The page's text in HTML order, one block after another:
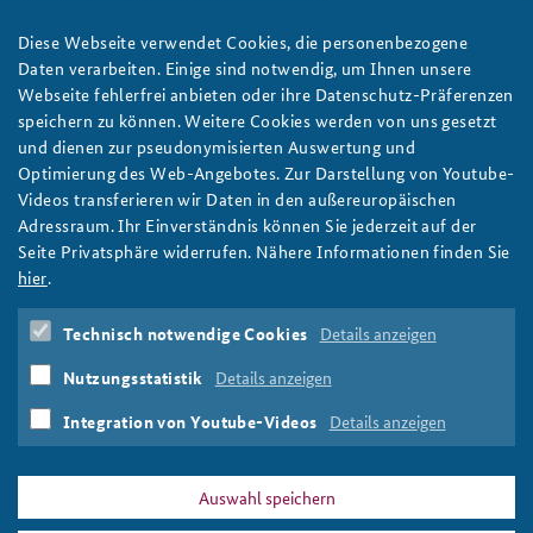
Anfahrt
Freundeskreis
Deutsches Forum Sicherheitspolitik
Arbeitskreis "Junge Sicherheitspolitiker"
Das Sicherheitspolitische Gespräch an der BAKS
Studierendenkonferenz Sicherheitspolitik gestalten
Newsletter-Archiv
Sicherheitsstrategie braucht eine Theory of Success
Ein Nationaler Sicherheitsrat soll künftig für die
Strategieentwicklung zuständig sein und zu einer deutschen
Sicherheitspolitik aus einem Guss beitragen. In unserem
Arbeitspapier blicken Holger Janusch und Thomas Dörfler auf
die gegenwärtige Sicherheitsstrategie der Bundesrepublik und
geben Empfehlungen, wie das gelingen kann. Foto:
Bundesregierung/Guido Bergmann
weiter
Sicherheitsstrategie,Bundesregierung,Strategie,
Sicherheitspolitik,Theory of Success,
Sicherheitsarchitektur
Szenarioanalyse
Strategieentwicklung,Monitoring,Evaluation
Strategiebildung
Diese Webseite verwendet Cookies, die personenbezogene
Daten verarbeiten. Einige sind notwendig, um Ihnen unsere
Webseite fehlerfrei anbieten oder ihre Datenschutz-Präferenzen
speichern zu können. Weitere Cookies werden von uns gesetzt
und dienen zur pseudonymisierten Auswertung und
Optimierung des Web-Angebotes. Zur Darstellung von Youtube-
Videos transferieren wir Daten in den außereuropäischen
Adressraum. Ihr Einverständnis können Sie jederzeit auf der
Seite Privatsphäre widerrufen. Nähere Informationen finden Sie
hier.
Technisch notwendige Cookies Details anzeigen
Nutzungsstatistik Details anzeigen
Integration von Youtube-Videos Details anzeigen
Auswahl speichern